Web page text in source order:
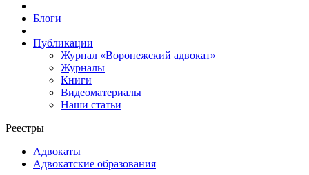
Блоги
Публикации
Журнал «Воронежский адвокат»
Журналы
Книги
Видеоматериалы
Наши статьи
Реестры
Адвокаты
Адвокатские образования